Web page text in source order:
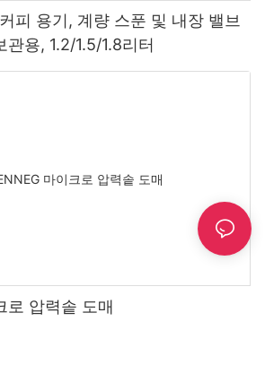
피 용기, 계량 스푼 및 내장 밸브
용, 1.2/1.5/1.8리터
로 압력솥 도매